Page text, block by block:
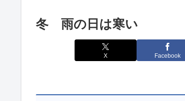
冬 雨の日は寒い
X Facebook